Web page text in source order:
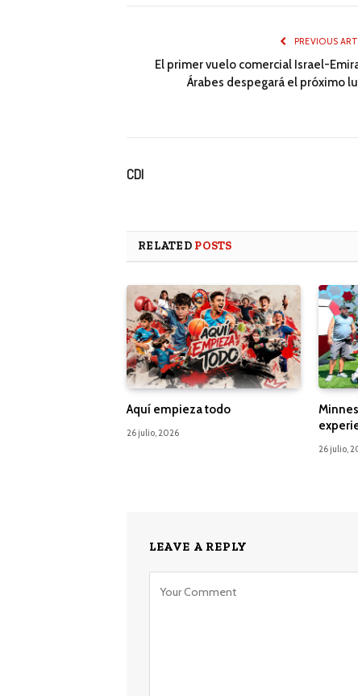
PREVIOUS
El primer vuelo comercial Israel-
Árabes despegará el próximo
CDI
RELATED POSTS
Aquí empieza todo
26 julio, 2026
26 julio,
LEAVE A REPLY